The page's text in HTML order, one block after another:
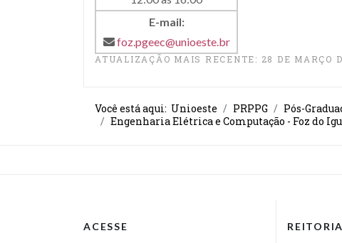
E-mail:
foz.pgeec@unioeste.br
ATUALIZAÇÃO MAIS RECENTE: 28 DE MARÇO
Você está aqui: Unioeste PRPPG Pós-
Engenharia Elétrica e Computação - Foz do
ACESSE REITORIA